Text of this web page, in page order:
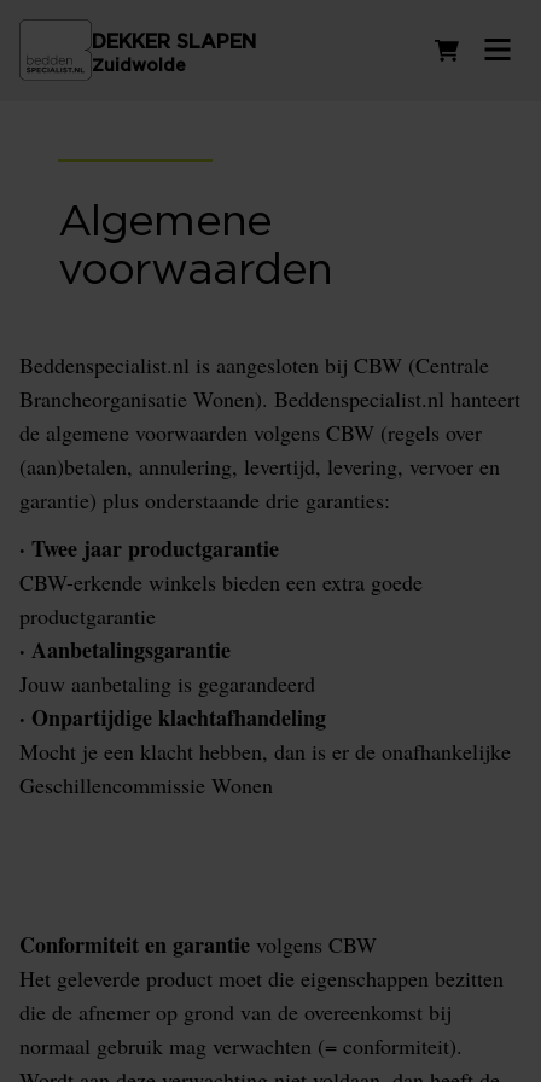
DEKKER SLAPEN
Zuidwolde
Algemene
voorwaarden
Beddenspecialist.nl is aangesloten bij CBW (Centrale
Brancheorganisatie Wonen). Beddenspecialist.nl hanteert
de algemene voorwaarden volgens CBW (regels over
(aan)betalen, annulering, levertijd, levering, vervoer en
garantie) plus onderstaande drie garanties:
· Twee jaar productgarantie
CBW-erkende winkels bieden een extra goede
productgarantie
· Aanbetalingsgarantie
Jouw aanbetaling is gegarandeerd
· Onpartijdige klachtafhandeling
Mocht je een klacht hebben, dan is er de onafhankelijke
Geschillencommissie Wonen
Conformiteit en garantie volgens CBW
Het geleverde product moet die eigenschappen bezitten
die de afnemer op grond van de overeenkomst bij
normaal gebruik mag verwachten (= conformiteit).